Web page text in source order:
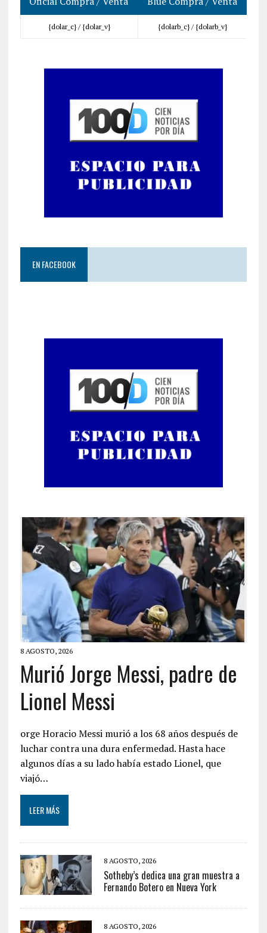
{dolar_c} / {dolar_v} {dolarb_c} / {dolarb_v}
EN FACEBOOK
8 AGOSTO, 2026
Murió Jorge Messi, padre de
Lionel Messi
orge Horacio Messi murió a los 68 años después de
luchar contra una dura enfermedad. Hasta hace
algunos días a su lado había estado Lionel, que
viajó…
LEER MÁS
8 AGOSTO, 2026
Sotheby’s dedica una gran muestra a
Fernando Botero en Nueva York
8 AGOSTO, 2026